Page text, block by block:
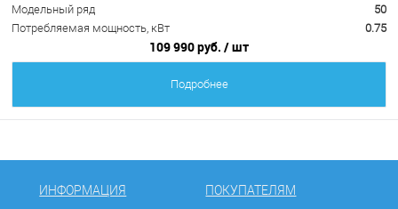
Модельный ряд
50
Потребляемая мощность, кВт
0.75
109 990 руб. / шт
Подробнее
ИНФОРМАЦИЯ
ПОКУПАТЕЛЯМ